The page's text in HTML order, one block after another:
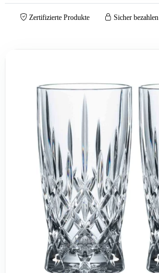
Zertifizierte Produkte Sicher bezahlen